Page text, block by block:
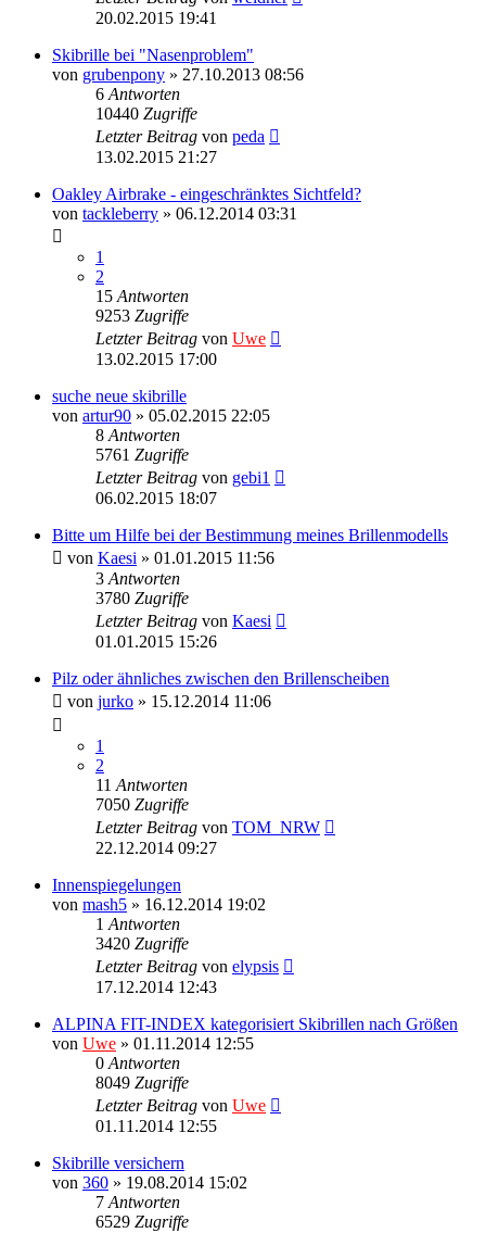
20.02.2015 19:41
Skibrille bei "Nasenproblem"
von grubenpony » 27.10.2013 08:56
6 Antworten
10440 Zugriffe
Letzter Beitrag von peda
13.02.2015 21:27
Oakley Airbrake - eingeschränktes Sichtfeld?
von tackleberry » 06.12.2014 03:31
1
2
15 Antworten
9253 Zugriffe
Letzter Beitrag von Uwe
13.02.2015 17:00
suche neue skibrille
von artur90 » 05.02.2015 22:05
8 Antworten
5761 Zugriffe
Letzter Beitrag von gebi1
06.02.2015 18:07
Bitte um Hilfe bei der Bestimmung meines Brillenmodells
von Kaesi » 01.01.2015 11:56
3 Antworten
3780 Zugriffe
Letzter Beitrag von Kaesi
01.01.2015 15:26
Pilz oder ähnliches zwischen den Brillenscheiben
von jurko » 15.12.2014 11:06
1
2
11 Antworten
7050 Zugriffe
Letzter Beitrag von TOM_NRW
22.12.2014 09:27
Innenspiegelungen
von mash5 » 16.12.2014 19:02
1 Antworten
3420 Zugriffe
Letzter Beitrag von elypsis
17.12.2014 12:43
ALPINA FIT-INDEX kategorisiert Skibrillen nach Größen
von Uwe » 01.11.2014 12:55
0 Antworten
8049 Zugriffe
Letzter Beitrag von Uwe
01.11.2014 12:55
Skibrille versichern
von 360 » 19.08.2014 15:02
7 Antworten
6529 Zugriffe